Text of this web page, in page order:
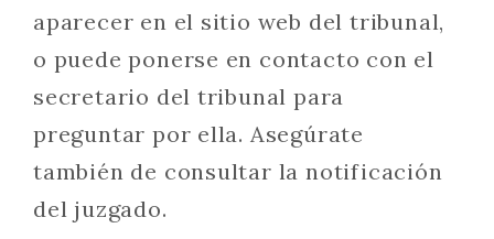
aparecer en el sitio web del tribunal,
o puede ponerse en contacto con el
secretario del tribunal para
preguntar por ella. Asegúrate
también de consultar la notificación
del juzgado.